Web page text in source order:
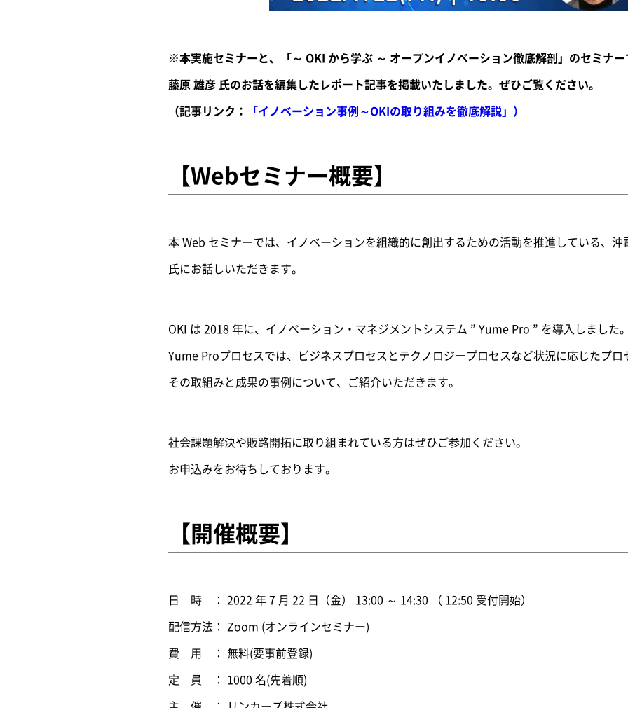
※本実施セミナーと、「～ OKI から学ぶ ～ オープンイノベーション徹底解剖」のセミナ
藤原 雄彦 氏のお話を編集したレポート記事を掲載いたしました。ぜひご覧ください。
（記事リンク： 「イノベーション事例～OKIの取り組みを徹底解説」）
【Webセミナー概要】
本 Web セミナーでは、イノベーションを組織的に創出するための活動を推進している、沖
氏にお話しいただきます。
OKI は 2018 年に、イノベーション・マネジメントシステム ” Yume Pro ” を導入しました。
Yume Proプロセスでは、ビジネスプロセスとテクノロジープロセスなど状況に応じたプロ
その取組みと成果の事例について、ご紹介いただきます。
社会課題解決や販路開拓に取り組まれている方はぜひご参加ください。
お申込みをお待ちしております。
【開催概要】
日 時 ： 2022 年 7 月 22 日（金） 13:00 ～ 14:30 （ 12:50 受付開始）
配信方法： Zoom (オンラインセミナー)
費 用 ： 無料(要事前登録)
定 員 ： 1000 名(先着順)